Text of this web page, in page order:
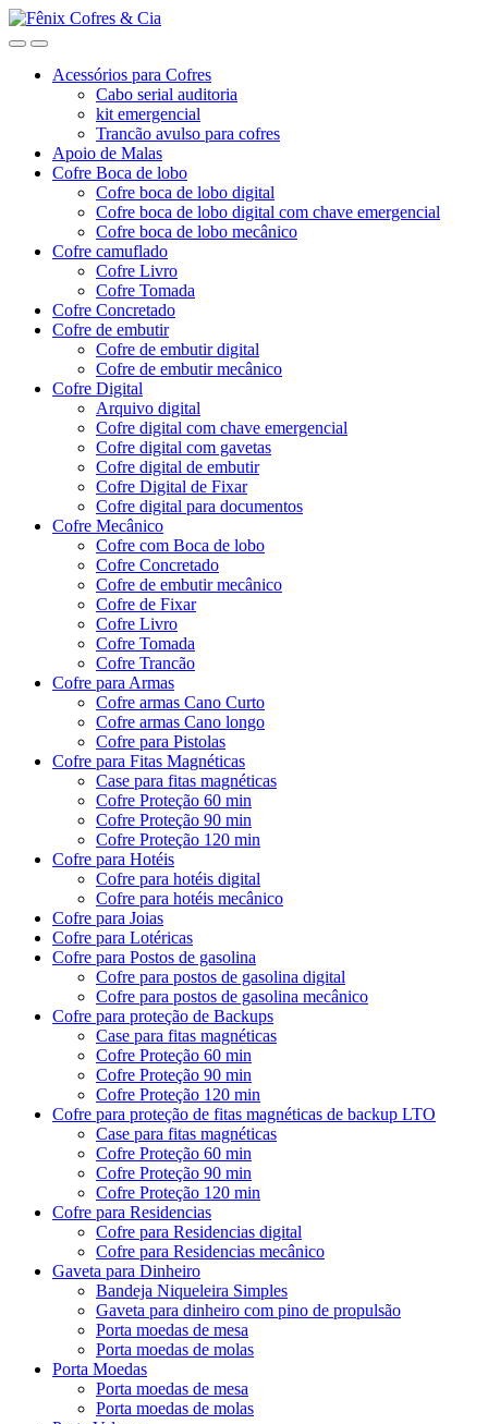
Ir
para
navegação
Ir
para
conteúdoAcessórios para Cofres
Cabo serial auditoria
kit emergencial
Trancão avulso para cofres
Apoio de Malas
Cofre Boca de lobo
Cofre boca de lobo digital
Cofre boca de lobo digital com chave emergencial
Cofre boca de lobo mecânico
Cofre camuflado
Cofre Livro
Cofre Tomada
Cofre Concretado
Cofre de embutir
Cofre de embutir digital
Cofre de embutir mecânico
Cofre Digital
Arquivo digital
Cofre digital com chave emergencial
Cofre digital com gavetas
Cofre digital de embutir
Cofre Digital de Fixar
Cofre digital para documentos
Cofre Mecânico
Cofre com Boca de lobo
Cofre Concretado
Cofre de embutir mecânico
Cofre de Fixar
Cofre Livro
Cofre Tomada
Cofre Trancão
Cofre para Armas
Cofre armas Cano Curto
Cofre armas Cano longo
Cofre para Pistolas
Cofre para Fitas Magnéticas
Case para fitas magnéticas
Cofre Proteção 60 min
Cofre Proteção 90 min
Cofre Proteção 120 min
Cofre para Hotéis
Cofre para hotéis digital
Cofre para hotéis mecânico
Cofre para Joias
Cofre para Lotéricas
Cofre para Postos de gasolina
Cofre para postos de gasolina digital
Cofre para postos de gasolina mecânico
Cofre para proteção de Backups
Case para fitas magnéticas
Cofre Proteção 60 min
Cofre Proteção 90 min
Cofre Proteção 120 min
Cofre para proteção de fitas magnéticas de backup LTO
Case para fitas magnéticas
Cofre Proteção 60 min
Cofre Proteção 90 min
Cofre Proteção 120 min
Cofre para Residencias
Cofre para Residencias digital
Cofre para Residencias mecânico
Gaveta para Dinheiro
Bandeja Niqueleira Simples
Gaveta para dinheiro com pino de propulsão
Porta moedas de mesa
Porta moedas de molas
Porta Moedas
Porta moedas de mesa
Porta moedas de molas